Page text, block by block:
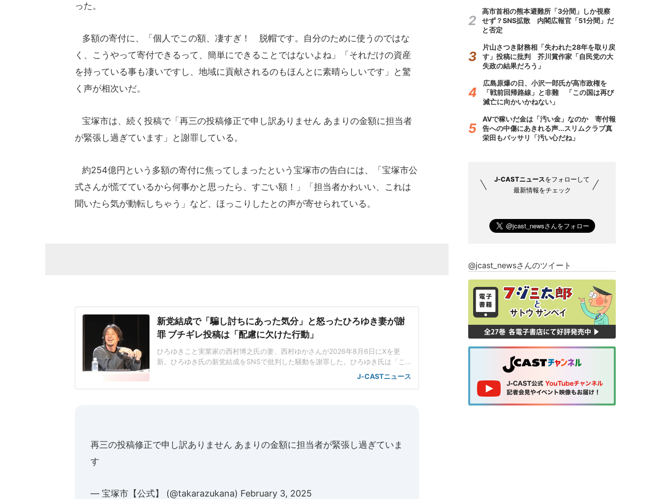
った。
多額の寄付に、「個人でこの額、凄すぎ！ 脱帽です。自分のために使うのではな
く、こうやって寄付できるって、簡単にできることではないよね」「それだけの資産
を持っている事も凄いですし、地域に貢献されるのもほんとに素晴らしいです」と驚
く声が相次いだ。
宝塚市は、続く投稿で「再三の投稿修正で申し訳ありません あまりの金額に担当者
が緊張し過ぎています」と謝罪している。
約254億円という多額の寄付に焦ってしまったという宝塚市の告白には、「宝塚市公
式さんが慌てているから何事かと思ったら、すごい額！」「担当者かわいい、これは
聞いたら気が動転しちゃう」など、ほっこりしたとの声が寄せられている。
新党結成で「騙し討ちにあった気分」と怒ったひろゆき妻が謝
罪 ブチギレ投稿は「配慮に欠けた行動」
ひろゆきこと実業家の西村博之氏の妻、西村ゆかさんが2026年8月6日にXを更
新。ひろゆき氏の新党結成をSNSで批判した騒動を謝罪した。ひろゆき氏は「こ
こから頑張ってやっていきます」ひろゆき氏を巡っては、7月30日に元明石市長で
参院議員の泉房穂氏と新たな地域政党を設立することを明らかにしていた。政党
J-CASTニュース
再三の投稿修正で申し訳ありません あまりの金額に担当者が緊張し過ぎていま
す
— 宝塚市【公式】 (@takarazukana) February 3, 2025
高市首相の熊本避難所「3分間」しか視察
せず？SNS拡散 内閣広報官「51分間」だ
と否定
片山さつき財務相「失われた28年を取り戻
す」投稿に批判 芥川賞作家「自民党の大
失政の結果だろう」
広島原爆の日、小沢一郎氏が高市政権を
「戦前回帰路線」と非難 「この国は再び
滅亡に向かいかねない」
AVで稼いだ金は「汚い金」なのか 寄付報
告への中傷にあきれる声...スリムクラブ真
栄田もバッサリ「汚い心だね」
J-CASTニュースをフォローして
最新情報をチェック
@jcast_newsさんのツイート